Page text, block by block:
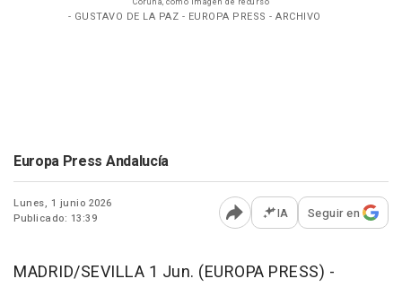
- GUSTAVO DE LA PAZ - EUROPA PRESS - ARCHIVO
Europa Press Andalucía
Lunes, 1 junio 2026
Publicado: 13:39
Abrir opciones para
IA Seguir en
MADRID/SEVILLA 1 Jun. (EUROPA PRESS) -